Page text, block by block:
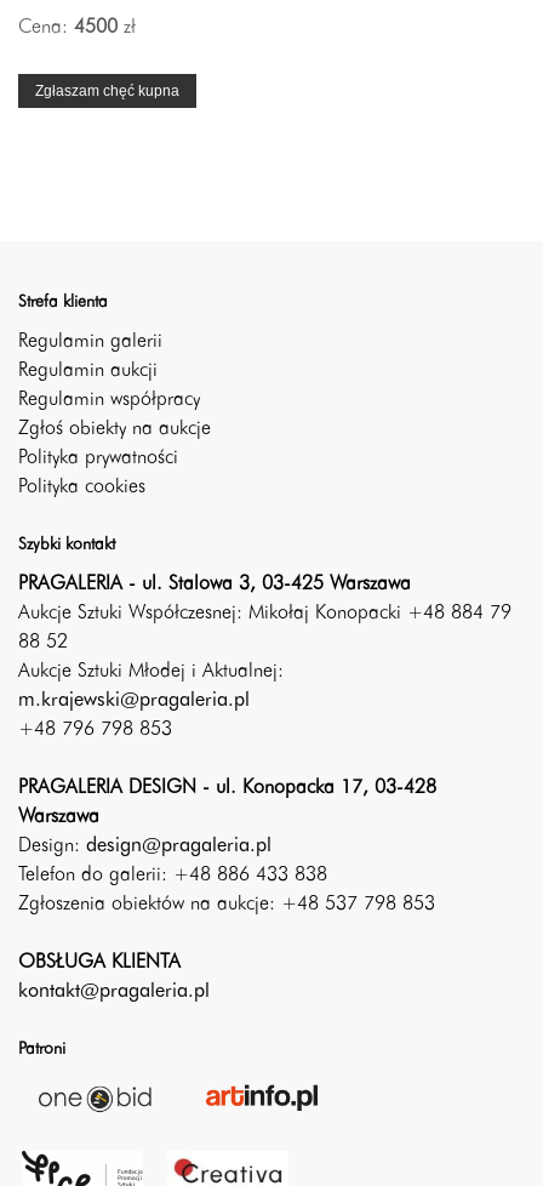
Cena: 4500 zł
Zgłaszam chęć kupna
Strefa klienta
Regulamin galerii
Regulamin aukcji
Regulamin współpracy
Zgłoś obiekty na aukcje
Polityka prywatności
Polityka cookies
Szybki kontakt
PRAGALERIA - ul. Stalowa 3, 03-425 Warszawa
Aukcje Sztuki Współczesnej: Mikołaj Konopacki +48 884 79
88 52
Aukcje Sztuki Młodej i Aktualnej:
m.krajewski@pragaleria.pl
+48 796 798 853
PRAGALERIA DESIGN - ul. Konopacka 17, 03-428
Warszawa
Design: design@pragaleria.pl
Telefon do galerii: +48 886 433 838
Zgłoszenia obiektów na aukcje: +48 537 798 853
OBSŁUGA KLIENTA
kontakt@pragaleria.pl
Patroni